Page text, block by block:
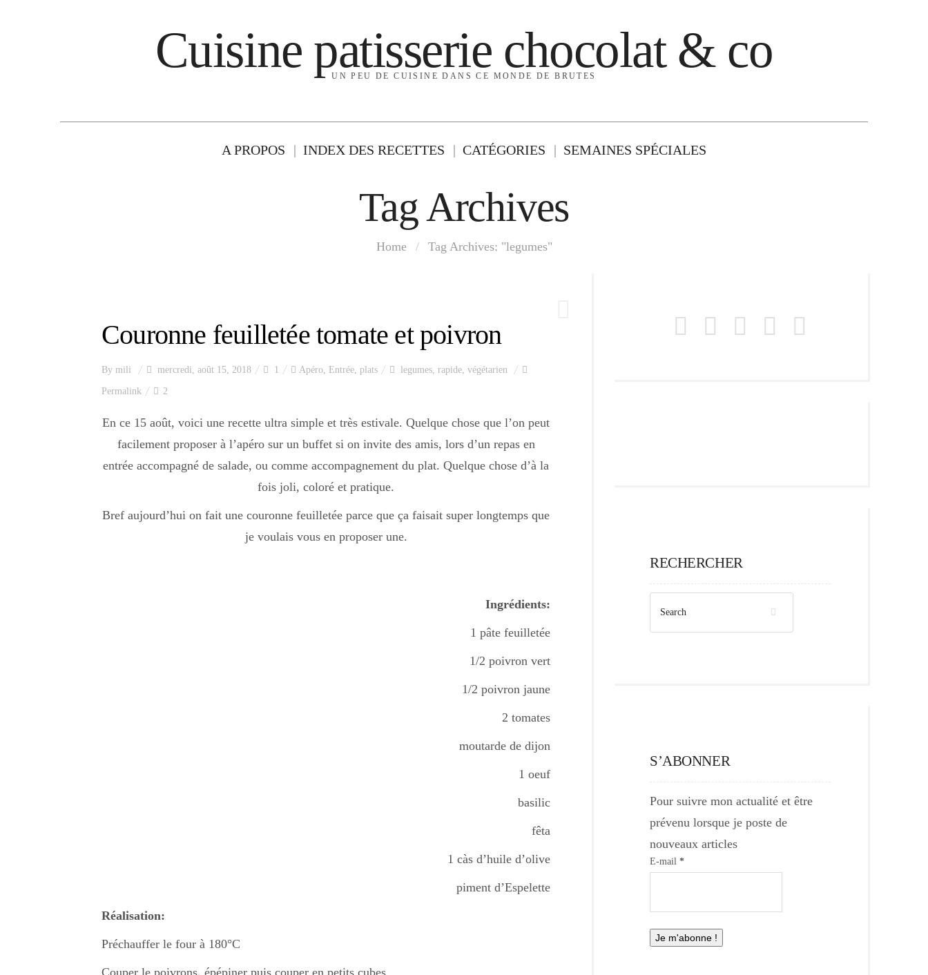
Cuisine patisserie chocolat & co
UN PEU DE CUISINE DANS CE MONDE DE BRUTES
A PROPOS INDEX DES RECETTES CATÉGORIES SEMAINES SPÉCIALES
Tag Archives
Home / Tag Archives: "legumes"
Couronne feuilletée tomate et poivron
By mili mercredi, août 15, 2018 1 Apéro, Entrée, plats legumes, rapide, végétarien
Permalink 2
En ce 15 août, voici une recette ultra simple et très estivale. Quelque chose que l’on peut
facilement proposer à l’apéro sur un buffet si on invite des amis, lors d’un repas en
entrée accompagné de salade, ou comme accompagnement du plat. Quelque chose d’à la
fois joli, coloré et pratique.
Bref aujourd’hui on fait une couronne feuilletée parce que ça faisait super longtemps que
je voulais vous en proposer une.
Ingrédients:
1 pâte feuilletée
1/2 poivron vert
1/2 poivron jaune
2 tomates
moutarde de dijon
1 oeuf
basilic
fêta
1 càs d’huile d’olive
piment d’Espelette
Réalisation:
Préchauffer le four à 180°C
Couper le poivrons, épépiner puis couper en petits cubes
RECHERCHER
S’ABONNER
Pour suivre mon actualité et être
prévenu lorsque je poste de
nouveaux articles
E-mail *